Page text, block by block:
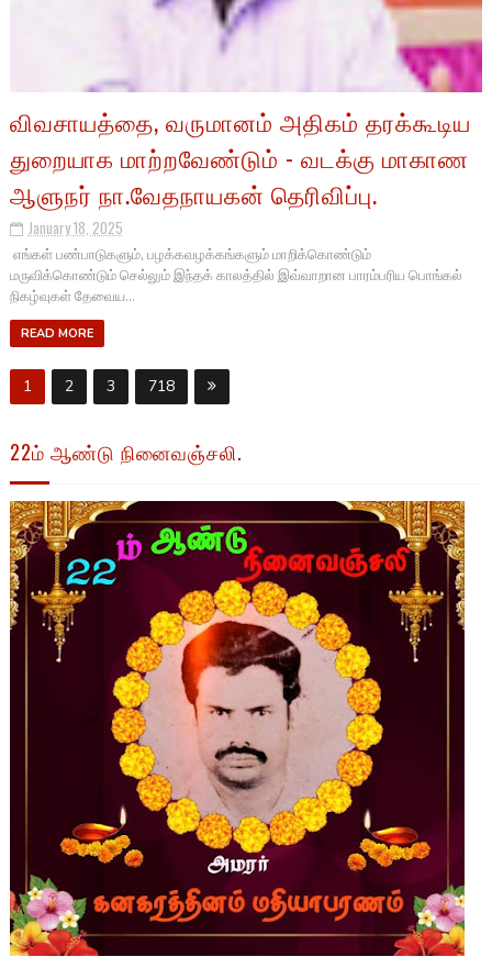
விவசாயத்தை, வருமானம் அதிகம் தரக்கூடிய
துறையாக மாற்றவேண்டும் - வடக்கு மாகாண
ஆளுநர் நா.வேதநாயகன் தெரிவிப்பு.
January 18, 2025
எங்கள் பண்பாடுகளும், பழக்கவழக்கங்களும் மாறிக்கொண்டும்
மருவிக்கொண்டும் செல்லும் இந்தக் காலத்தில் இவ்வாறான பாரம்பரிய பொங்கல்
நிகழ்வுகள் தேவைய...
READ MORE
1 2 3 718
22ம் ஆண்டு நினைவஞ்சலி.